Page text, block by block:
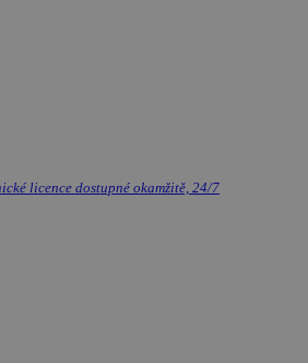
licence dostupné okamžitě, 24/7